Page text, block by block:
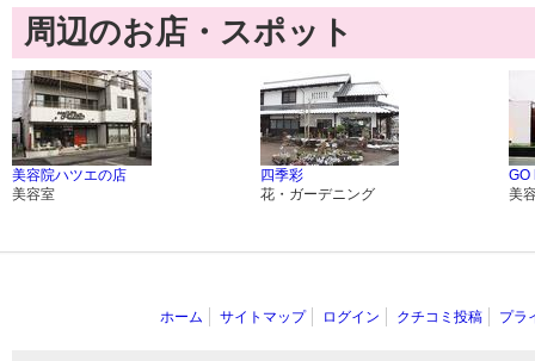
周辺のお店・スポット
美容院ハツエの店
美容室
四季彩
花・ガーデニング
GO
美
ホーム サイトマップ ログイン クチコミ投稿 プラ